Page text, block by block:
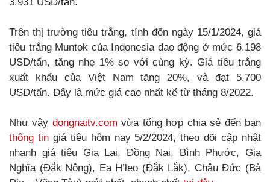
Trên thị trường tiêu trắng, tính đến ngày 15/1/2024, giá
tiêu trắng Muntok của Indonesia dao động ở mức 6.198
USD/tấn, tăng nhẹ 1% so với cùng kỳ. Giá tiêu trắng
xuất khẩu của Việt Nam tăng 20%, và đạt 5.700
USD/tấn. Đây là mức giá cao nhất kể từ tháng 8/2022.
Như vậy dongnaitv.com vừa tổng hợp chia sẻ đến bạn
thông tingiá tiêu hôm nay 5/2/2024, theo dõi cập nhật
nhanh giá tiêu Gia Lai, Đồng Nai, Bình Phước, Gia
Nghĩa (Đắk Nông), Ea H’leo (Đắk Lắk), Châu Đức (Bà